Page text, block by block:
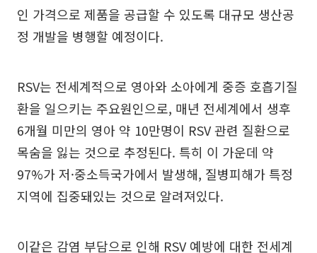
인 가격으로 제품을 공급할 수 있도록 대규모 생산공
정 개발을 병행할 예정이다.
RSV는 전세계적으로 영아와 소아에게 중증 호흡기질
환을 일으키는 주요원인으로, 매년 전세계에서 생후
6개월 미만의 영아 약 10만명이 RSV 관련 질환으로
목숨을 잃는 것으로 추정된다. 특히 이 가운데 약
97%가 저·중소득국가에서 발생해, 질병피해가 특정
지역에 집중돼있는 것으로 알려져있다.
이같은 감염 부담으로 인해 RSV 예방에 대한 전세계